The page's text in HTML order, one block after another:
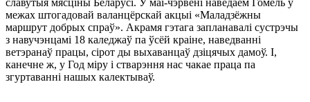
межах штогадовай валанцёрскай акцыі «Маладзёжны
маршрут добрых спраў». Акрамя гэтага запланавалі сустрэчы
з навучэнцамі 18 каледжаў па ўсёй краіне, наведванні
ветэранаў працы, сірот ды выхаванцаў дзіцячых дамоў. І,
канечне ж, у Год міру і стварэння нас чакае праца па
згуртаванні нашых калектываў.